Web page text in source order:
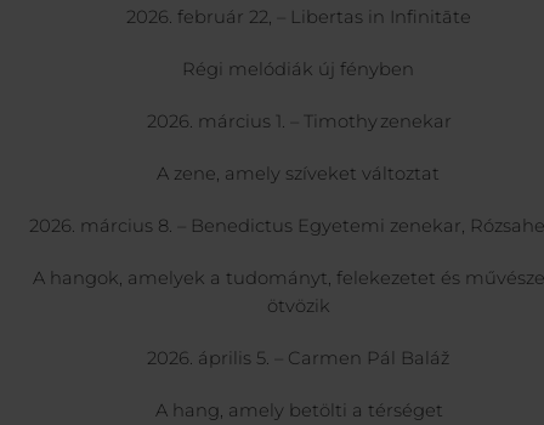
2026. február 22, – Libertas in Infinitāte
Régi melódiák új fényben
2026. március 1. – Timothy zenekar
A zene, amely szíveket változtat
2026. március 8. – Benedictus Egyetemi zenekar,
A hangok, amelyek a tudományt, felekezetet és
ötvözik
2026. április 5. – Carmen Pál Baláž
A hang, amely betölti a térséget